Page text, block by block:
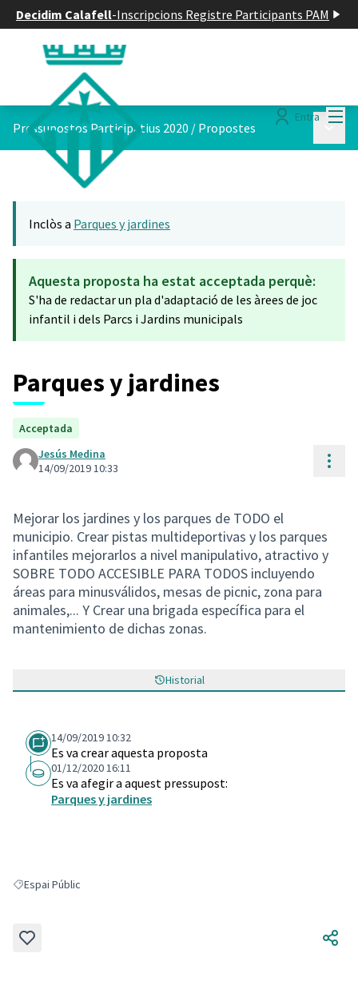
Decidim Calafell-Inscripcions Registre Participants PAM
Entra
Pressupostos Participatius 2020 / Propostes
Inclòs a Parques y jardines
Aquesta proposta ha estat acceptada perquè:
S'ha de redactar un pla d'adaptació de les àrees de joc
infantil i dels Parcs i Jardins municipals
Parques y jardines
Acceptada
Jesús Medina
14/09/2019 10:33
Mejorar los jardines y los parques de TODO el
municipio. Crear pistas multideportivas y los parques
infantiles mejorarlos a nivel manipulativo, atractivo y
SOBRE TODO ACCESIBLE PARA TODOS incluyendo
áreas para minusválidos, mesas de picnic, zona para
animales,... Y Crear una brigada específica para el
mantenimiento de dichas zonas.
Historial
14/09/2019 10:32
Es va crear aquesta proposta
01/12/2020 16:11
Es va afegir a aquest pressupost:
Parques y jardines
Resultats en filtrar per: Espai Públic
Espai Públic